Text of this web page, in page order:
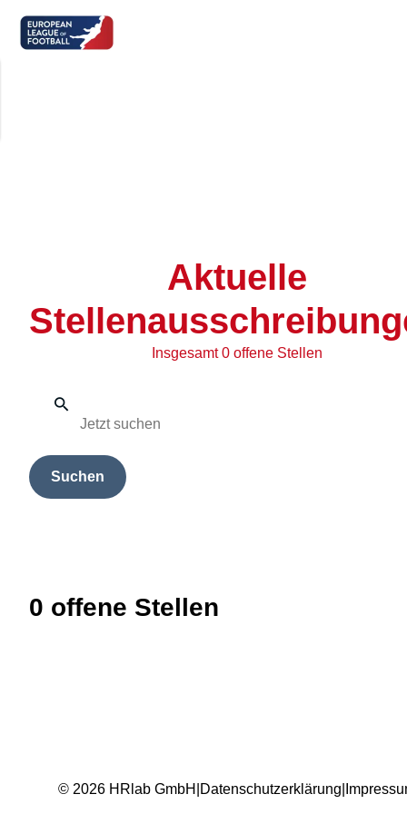
Aktuelle
Insgesamt 0 offene Stellen
Suchen
0 offene Stellen
© 2026 HRlab GmbH Datenschutzerklärung